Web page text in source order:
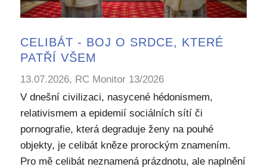
CELIBÁT - BOJ O SRDCE, KTERÉ
PATŘÍ VŠEM
13.07.2026, RC Monitor 13/2026
V dnešní civilizaci, nasycené hédonismem,
relativismem a epidemií sociálních sítí či
pornografie, která degraduje ženy na pouhé
objekty, je celibát kněze prorockým znamením.
Pro mě celibát neznamená prázdnotu, ale naplnění